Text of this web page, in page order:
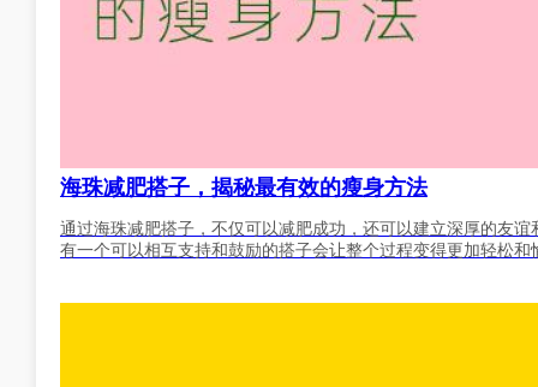
海珠减肥搭子，揭秘最有效的瘦身方法
通过海珠减肥搭子，不仅可以减肥成功，还可以建立深厚的友
有一个可以相互支持和鼓励的搭子会让整个过程变得更加轻松和